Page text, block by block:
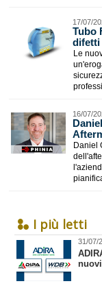
17/07/
​Tubo
difetti
Le
16/07/
Daniel
I più letti
31/07/